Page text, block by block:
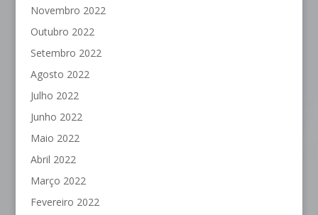
Novembro 2022
Outubro 2022
Setembro 2022
Agosto 2022
Julho 2022
Junho 2022
Maio 2022
Abril 2022
Março 2022
Fevereiro 2022